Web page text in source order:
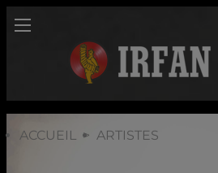
ACCUEIL ARTISTES